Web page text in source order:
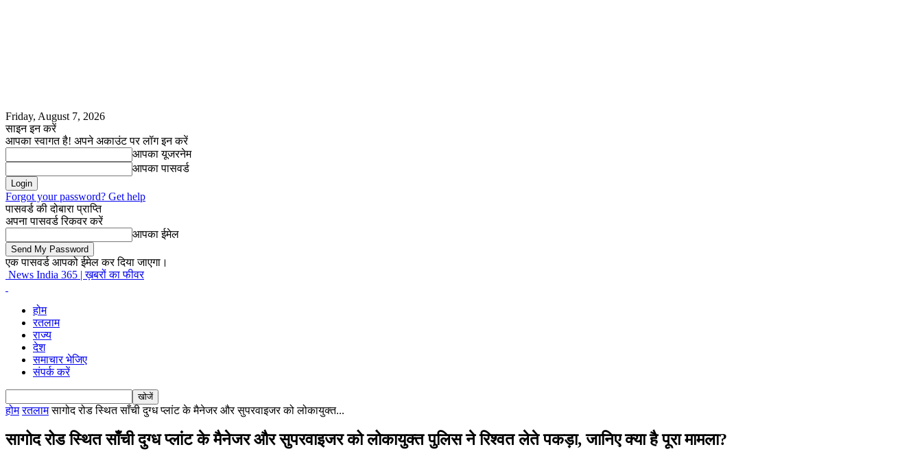
Friday, August 7, 2026
साइन इन करें
आपका स्वागत है! अपने अकाउंट पर लॉग इन करें
आपका यूजरनेम
आपका पासवर्ड
Forgot your password? Get help
पासवर्ड की दोबारा प्राप्ति
अपना पासवर्ड रिकवर करें
आपका ईमेल
एक पासवर्ड आपको ईमेल कर दिया जाएगा।
News India 365 | ख़बरों का फीवर
होम
रतलाम
राज्य
देश
समाचार भेजिए
संपर्क करें
होम रतलाम सागोद रोड स्थित साँची दुग्ध प्लांट के मैनेजर और सुपरवाइजर को लोकायुक्त...
सागोद रोड स्थित साँची दुग्ध प्लांट के मैनेजर और सुपरवाइजर को लोकायुक्त पुलिस ने रिश्वत लेते पकड़ा, जानिए क्या है पूरा मामला?